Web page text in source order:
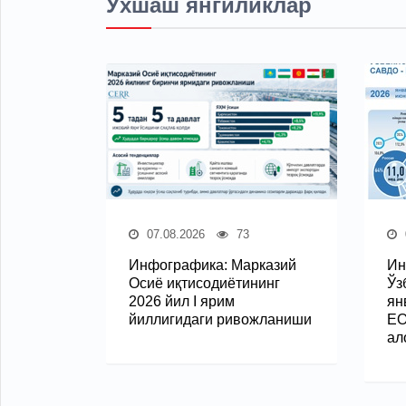
Ўхшаш янгиликлар
07.08.2026 73
Инфографика: Марказий
Осиё иқтисодиётининг
2026 йил I ярим
йиллигидаги ривожланиши